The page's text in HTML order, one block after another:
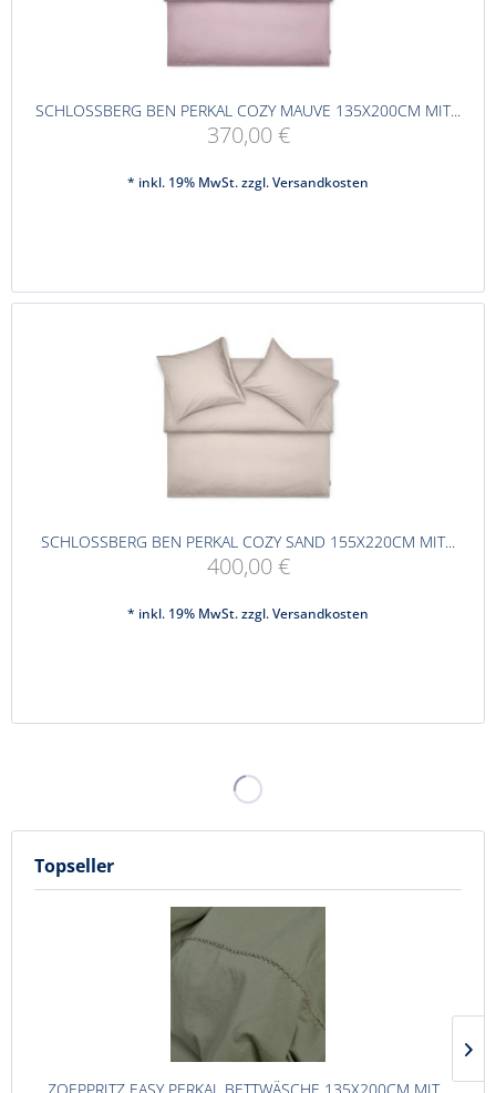
SCHLOSSBERG BEN PERKAL COZY MAUVE 135X200CM MIT...
370,00 €
* inkl. 19% MwSt. zzgl.Versandkosten
SCHLOSSBERG BEN PERKAL COZY SAND 155X220CM MIT...
400,00 €
* inkl. 19% MwSt. zzgl.Versandkosten
Topseller
ZOEPPRITZ EASY PERKAL BETTWÄSCHE 135X200CM MIT...